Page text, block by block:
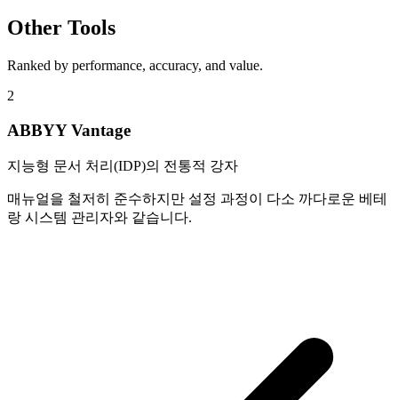
Other Tools
Ranked by performance, accuracy, and value.
2
ABBYY Vantage
지능형 문서 처리(IDP)의 전통적 강자
매뉴얼을 철저히 준수하지만 설정 과정이 다소 까다로운 베테
랑 시스템 관리자와 같습니다.